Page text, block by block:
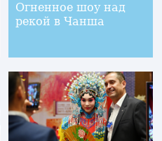
Огненное шоу над
рекой в Чанша